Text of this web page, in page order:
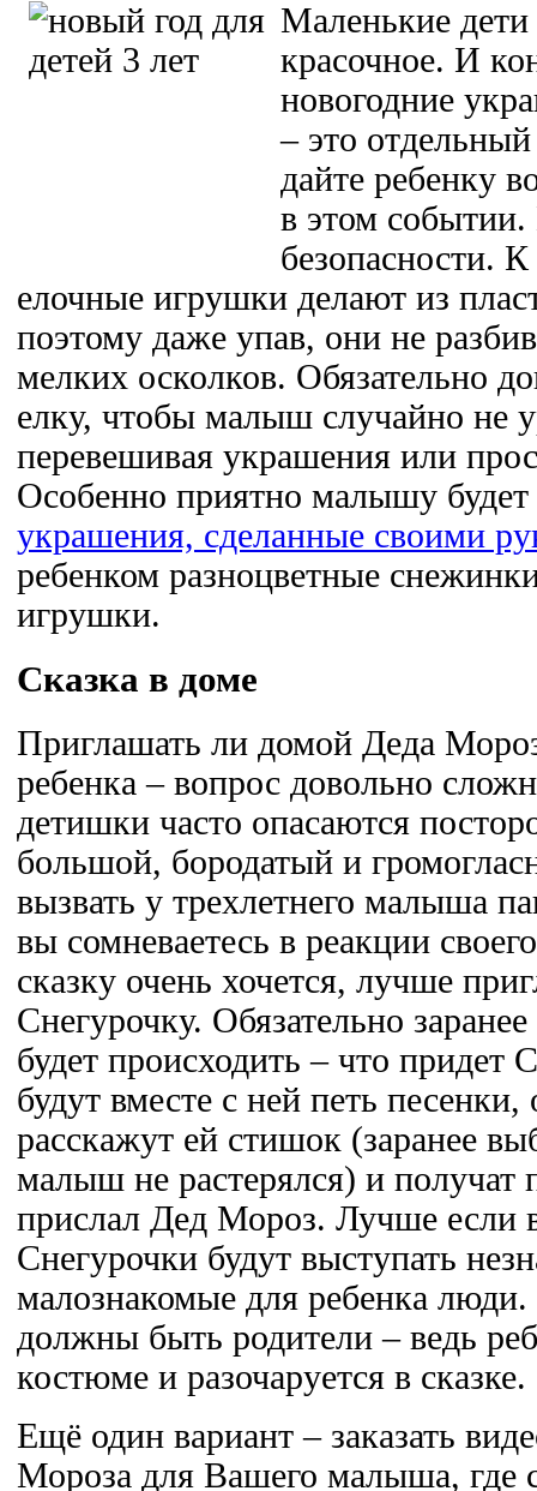
Маленькие дети
красочное. И
новогодние
– это
дайте ребенку
в этом событии.
безопасности.
елочные игрушки делают из
поэтому даже упав, они не
мелких осколков. Обязательно
елку, чтобы малыш случайно не
перевешивая украшения или
Особенно приятно малышу
украшения, сделанные своими
ребенком разноцветные
игрушки.
Сказка в доме
Приглашать ли домой Деда
ребенка – вопрос довольно
детишки часто опасаются
большой, бородатый и
вызвать у трехлетнего малыша
вы сомневаетесь в реакции
сказку очень хочется, лучше
Снегурочку. Обязательно
будет происходить – что придет
будут вместе с ней петь песенки,
расскажут ей стишок (заранее
малыш не растерялся) и получат
прислал Дед Мороз. Лучше если
Снегурочки будут выступать
малознакомые для ребенка
должны быть родители – ведь
костюме и разочаруется в сказке.
Ещё один вариант – заказать
Мороза для Вашего малыша, где